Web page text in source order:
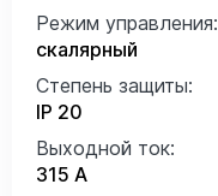
Режим управления:
скалярный
Степень защиты:
IP 20
Выходной ток:
315 А